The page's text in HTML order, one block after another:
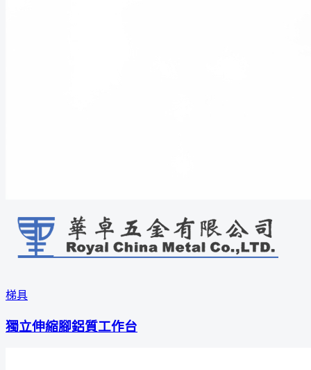
梯具
獨立伸縮腳鋁質工作台